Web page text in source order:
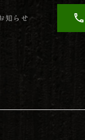
知らせ phone